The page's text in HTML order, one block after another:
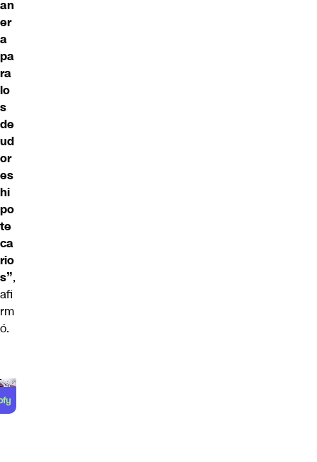
an
er
a
pa
ra
lo
s
de
ud
or
es
hi
po
te
ca
rio
s”,
afi
rm
ó.